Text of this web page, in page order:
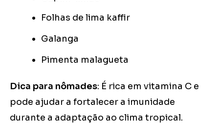
Folhas de lima kaffir
Galanga
Pimenta malagueta
Dica para nômades: É rica em vitamina C e
pode ajudar a fortalecer a imunidade
durante a adaptação ao clima tropical.